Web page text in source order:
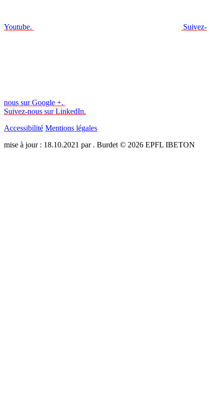
Youtube. Suivez-
nous sur Google +.
Suivez-nous sur LinkedIn.
Accessibilité Mentions légales
mise à jour : 18.10.2021 par . Burdet © 2026 EPFL IBETON